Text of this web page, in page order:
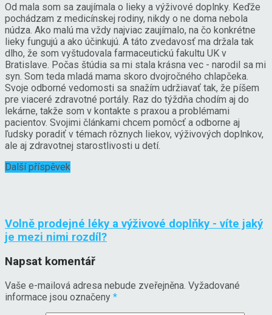
Od mala som sa zaujímala o lieky a výživové doplnky. Keďže
pochádzam z medicínskej rodiny, nikdy o ne doma nebola
núdza. Ako malú ma vždy najviac zaujímalo, na čo konkrétne
lieky fungujú a ako účinkujú. A táto zvedavosť ma držala tak
dlho, že som vyštudovala farmaceutickú fakultu UK v
Bratislave. Počas štúdia sa mi stala krásna vec - narodil sa mi
syn. Som teda mladá mama skoro dvojročného chlapčeka.
Svoje odborné vedomosti sa snažím udržiavať tak, že píšem
pre viaceré zdravotné portály. Raz do týždňa chodím aj do
lekárne, takže som v kontakte s praxou a problémami
pacientov. Svojimi článkami chcem pomôcť a odborne aj
ľudsky poradiť v témach rôznych liekov, výživových doplnkov,
ale aj zdravotnej starostlivosti u detí.
Další příspěvek
Volně prodejné léky a výživové doplňky - víte jaký
je mezi nimi rozdíl?
Napsat komentář
Vaše e-mailová adresa nebude zveřejněna. Vyžadované
informace jsou označeny *